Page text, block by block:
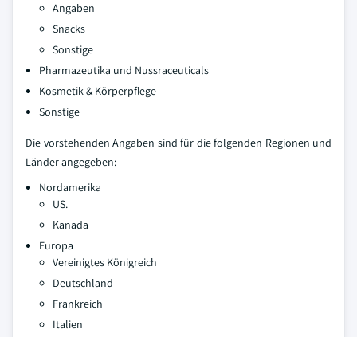
Angaben
Snacks
Sonstige
Pharmazeutika und Nussraceuticals
Kosmetik & Körperpflege
Sonstige
Die vorstehenden Angaben sind für die folgenden Regionen und
Länder angegeben:
Nordamerika
US.
Kanada
Europa
Vereinigtes Königreich
Deutschland
Frankreich
Italien